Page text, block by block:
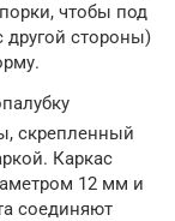
чтобы под
стороны)
скрепленный
Каркас
12 мм и
соединяют